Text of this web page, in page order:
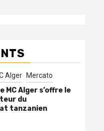
Alger Mercato
MC Alger s’offre le
du
tanzanien